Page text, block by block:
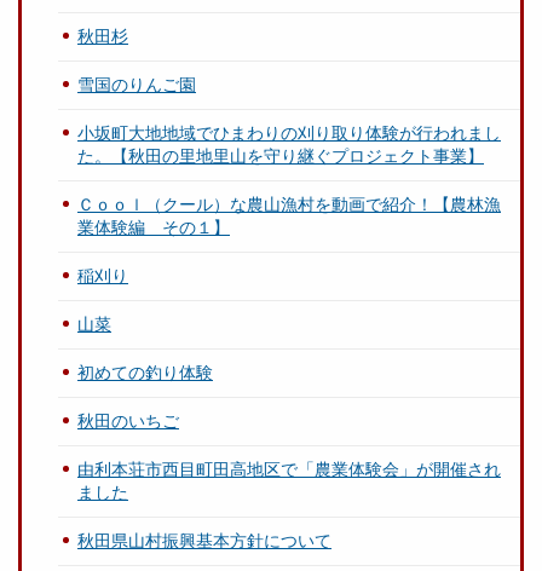
秋田杉
雪国のりんご園
小坂町大地地域でひまわりの刈り取り体験が行われまし
た。【秋田の里地里山を守り継ぐプロジェクト事業】
Ｃｏｏｌ（クール）な農山漁村を動画で紹介！【農林漁
業体験編 その１】
稲刈り
山菜
初めての釣り体験
秋田のいちご
由利本荘市西目町田高地区で「農業体験会」が開催され
ました
秋田県山村振興基本方針について